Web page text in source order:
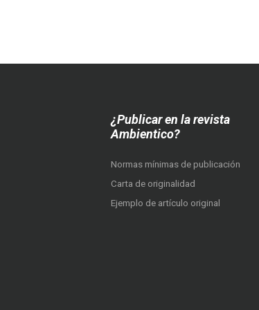
¿Publicar en la revista
Ambientico?
Normas mínimas de publicación
Carta de originalidad
Ejemplo de artículo original